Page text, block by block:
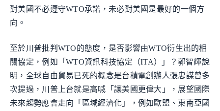
對美國不必遵守WTO承諾，未必對美國是最好的一個方
向。
至於川普批判WTO的態度，是否影響由WTO衍生出的相
關協定，例如「WTO資訊科技協定（ITA）」？郭智輝說
明，全球自由貿易已死的概念是台積電創辦人張忠謀曾多
次提過，川普上台就是高喊「讓美國更偉大」，展望國際
未來趨勢應會走向「區域經濟化」，例如歐盟、東南亞國